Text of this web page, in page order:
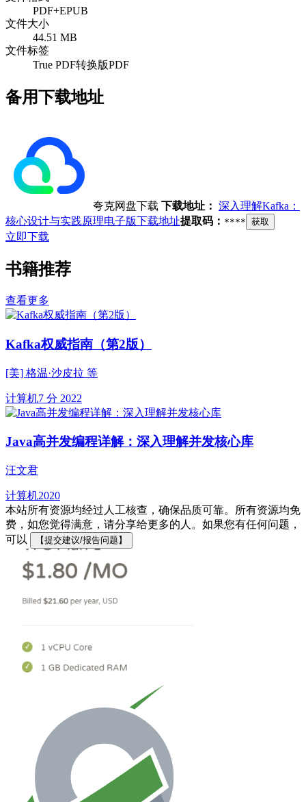
PDF+EPUB
文件大小
44.51 MB
文件标签
True PDF转换版PDF
备用下载地址
夸克网盘下载 下载地址： 深入理解Kafka：
核心设计与实践原理电子版下载地址提取码： **** 获取
立即下载
书籍推荐
查看更多
Kafka权威指南（第2版）
[美] 格温·沙皮拉 等
计算机7 分 2022
Java高并发编程详解：深入理解并发核心库
汪文君
计算机2020
本站所有资源均经过人工核查，确保品质可靠。所有资源均免
费，如您觉得满意，请分享给更多的人。如果您有任何问题，
可以
【提交建议/报告问题】